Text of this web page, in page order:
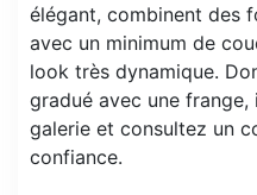
élégant, combinent des
avec un minimum de
look très dynamique.
gradué avec une
galerie et consultez un
confiance.